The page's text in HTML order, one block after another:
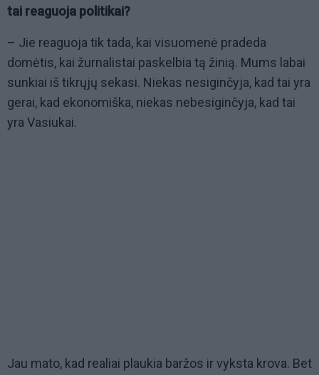
tai reaguoja politikai?
– Jie reaguoja tik tada, kai visuomenė pradeda
domėtis, kai žurnalistai paskelbia tą žinią. Mums labai
sunkiai iš tikrųjų sekasi. Niekas nesiginčyja, kad tai yra
gerai, kad ekonomiška, niekas nebesiginčyja, kad tai
yra Vasiukai.
Jau mato, kad realiai plaukia baržos ir vyksta krova. Bet